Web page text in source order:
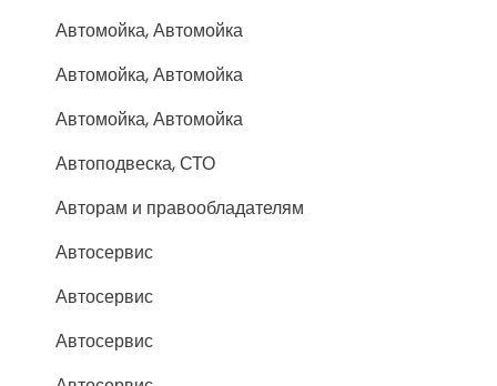
Автомойка, Автомойка
Автомойка, Автомойка
Автомойка, Автомойка
Автоподвеска, СТО
Авторам и правообладателям
Автосервис
Автосервис
Автосервис